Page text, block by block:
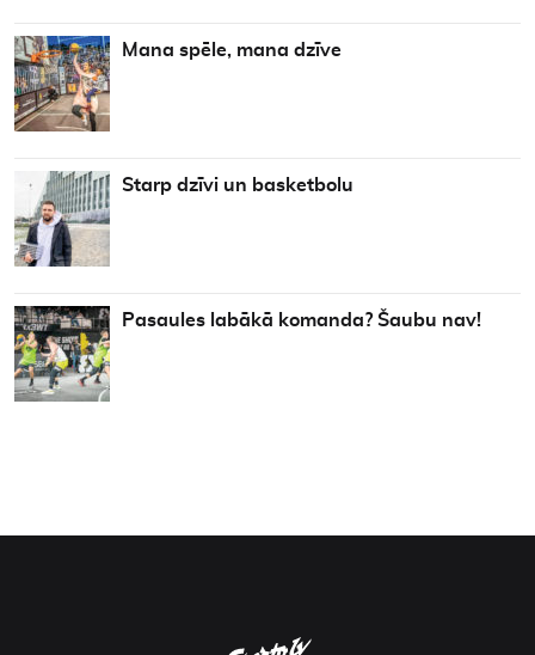
Mana spēle, mana dzīve
Starp dzīvi un basketbolu
Pasaules labākā komanda? Šaubu nav!